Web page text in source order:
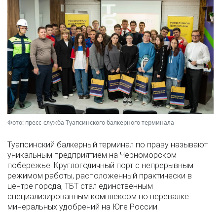
Фото: пресс-служба Туапсинского балкерного терминала
Туапсинский балкерный терминал по праву называют
уникальным предприятием на Черноморском
побережье. Круглогодичный порт с непрерывным
режимом работы, расположенный практически в
центре города, ТБТ стал единственным
специализированным комплексом по перевалке
минеральных удобрений на Юге России.